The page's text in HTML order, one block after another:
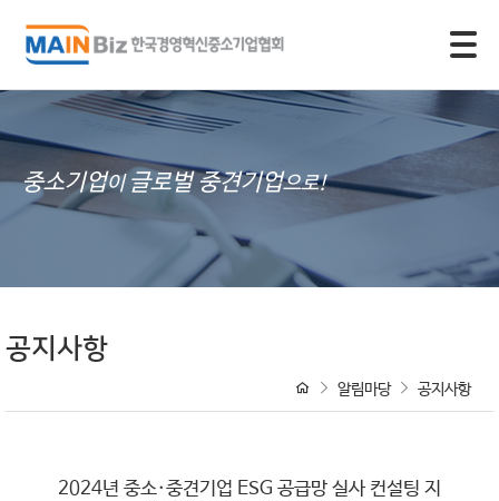
중소기업이 글로벌 중견기업으로!
공지사항
알림마당 공지사항
2024년 중소·중견기업 ESG 공급망 실사 컨설팅 지